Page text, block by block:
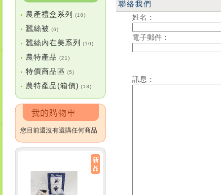
• 農產禮盒系列 (10)
• 蠶絲被 (6)
• 蠶絲內在美系列 (10)
• 農特產品 (21)
• 特價商品區 (5)
• 農特產品(箱價) (18)
您目前還沒有選購任何商品
聯絡我們
姓名：
電子郵件：
訊息：